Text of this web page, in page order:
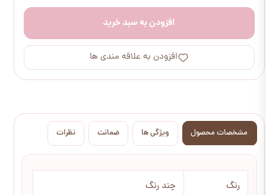
افزودن به سبد خرید
افزودن به علاقه مندی ها
مشخصات محصول ویژگی ها ضمانت نظرات
رنگ چند رنگ